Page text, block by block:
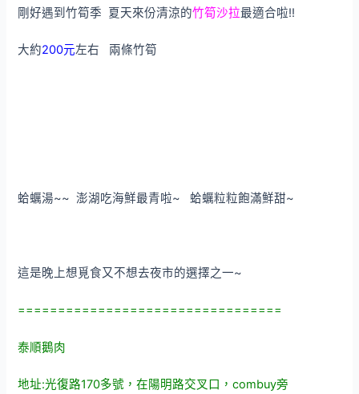
剛好遇到竹筍季 夏天來份清涼的竹筍沙拉最適合啦!!
大約200元左右 兩條竹筍
蛤蠣湯~~ 澎湖吃海鮮最青啦~ 蛤蠣粒粒飽滿鮮甜~
這是晚上想覓食又不想去夜市的選擇之一~
=================================
泰順鵝肉
地址:光復路170多號，在陽明路交叉口，combuy旁